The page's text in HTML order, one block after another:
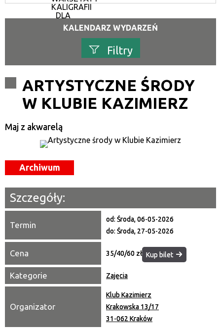
KALIGRAFII
DLA
DOROSŁYCH
KALENDARZ WYDARZEŃ
Filtry
Kategoria
—
Organizator
Promowane
ARTYSTYCZNE ŚRODY
W KLUBIE KAZIMIERZ
Maj z akwarelą
Archiwum
Szczegóły:
Termin
od: Środa, 06-05-2026
do: Środa, 27-05-2026
Cena 35/40/60 zł Kup bilet
Kategorie Zajęcia
Organizator
Klub Kazimierz
Krakowska 13/17
31-062 Kraków